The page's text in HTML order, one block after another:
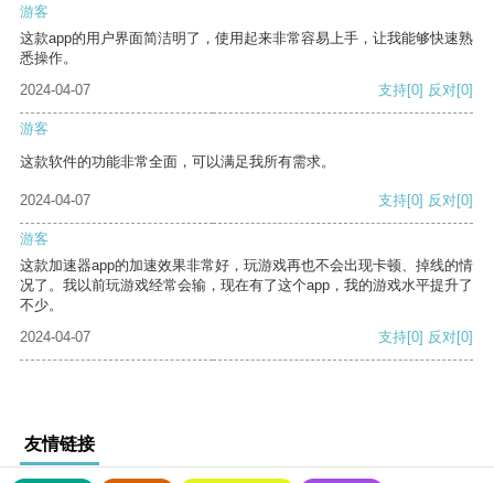
游客
这款app的用户界面简洁明了，使用起来非常容易上手，让我能够快速熟
悉操作。
2024-04-07
支持[0] 反对[0]
游客
这款软件的功能非常全面，可以满足我所有需求。
2024-04-07 支持[0] 反对[0]
游客
这款加速器app的加速效果非常好，玩游戏再也不会出现卡顿、掉线的情
况了。我以前玩游戏经常会输，现在有了这个app，我的游戏水平提升了
不少。
2024-04-07
支持[0] 反对[0]
友情链接